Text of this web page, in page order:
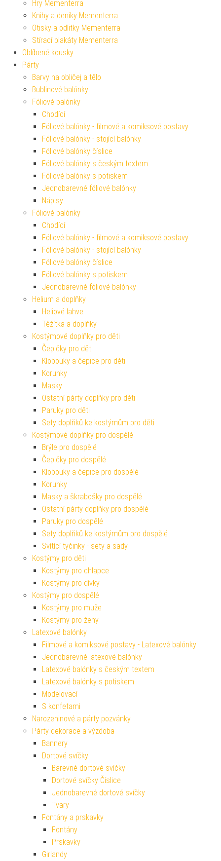
Hry Mementerra
Knihy a deníky Mementerra
Otisky a odlitky Mementerra
Stírací plakáty Mementerra
Oblíbené kousky
Párty
Barvy na obličej a tělo
Bublinové balónky
Fóliové balónky
Chodící
Fóliové balónky - filmové a komiksové postavy
Fóliové balónky - stojící balónky
Fóliové balónky číslice
Fóliové balónky s českým textem
Fóliové balónky s potiskem
Jednobarevné fóliové balónky
Nápisy
Fóliové balónky
Chodící
Fóliové balónky - filmové a komiksové postavy
Fóliové balónky - stojící balónky
Fóliové balónky číslice
Fóliové balónky s potiskem
Jednobarevné fóliové balónky
Helium a doplňky
Heliové lahve
Těžítka a doplňky
Kostýmové doplňky pro děti
Čepičky pro děti
Klobouky a čepice pro děti
Korunky
Masky
Ostatní párty doplňky pro děti
Paruky pro děti
Sety doplňků ke kostýmům pro děti
Kostýmové doplňky pro dospělé
Brýle pro dospělé
Čepičky pro dospělé
Klobouky a čepice pro dospělé
Korunky
Masky a škrabošky pro dospělé
Ostatní párty doplňky pro dospělé
Paruky pro dospělé
Sety doplňků ke kostýmům pro dospělé
Svítící tyčinky - sety a sady
Kostýmy pro děti
Kostýmy pro chlapce
Kostýmy pro dívky
Kostýmy pro dospělé
Kostýmy pro muže
Kostýmy pro ženy
Latexové balónky
Filmové a komiksové postavy - Latexové balónky
Jednobarevné latexové balónky
Latexové balónky s českým textem
Latexové balónky s potiskem
Modelovací
S konfetami
Narozeninové a párty pozvánky
Párty dekorace a výzdoba
Bannery
Dortové svíčky
Barevné dortové svíčky
Dortové svíčky Číslice
Jednobarevné dortové svíčky
Tvary
Fontány a prskavky
Fontány
Prskavky
Girlandy